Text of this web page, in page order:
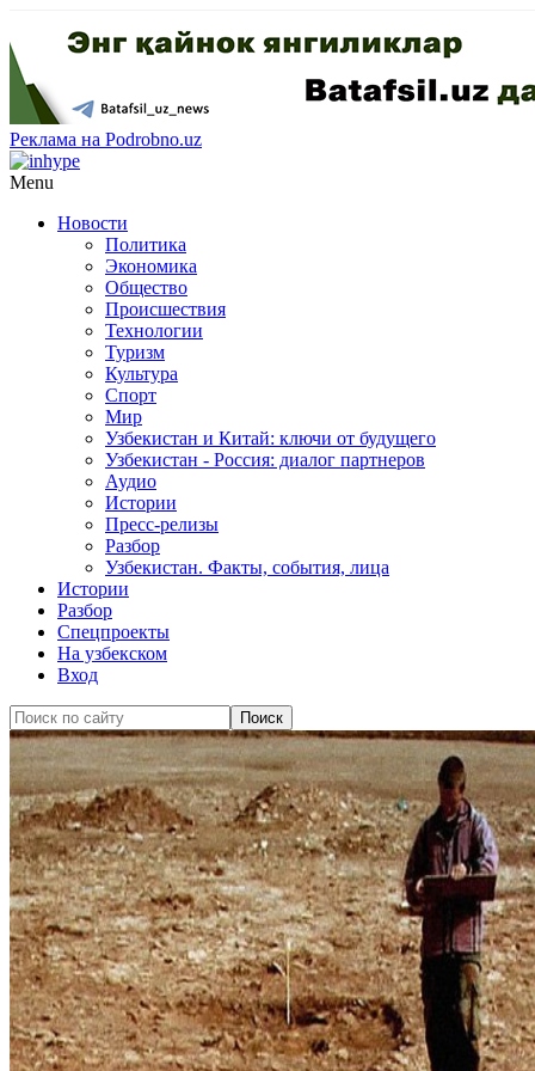
Реклама на Podrobno.uz
Menu
Новости
Политика
Экономика
Общество
Происшествия
Технологии
Туризм
Культура
Спорт
Мир
Узбекистан и Китай: ключи от будущего
Узбекистан - Россия: диалог партнеров
Аудио
Истории
Пресс-релизы
Разбор
Узбекистан. Факты, события, лица
Истории
Разбор
Спецпроекты
На узбекском
Вход